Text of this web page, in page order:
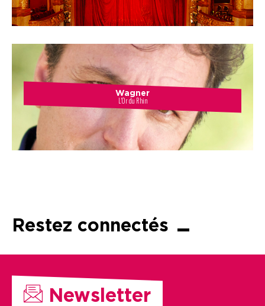
Wagner
L'Or du Rhin
Restez connectés
Newsletter